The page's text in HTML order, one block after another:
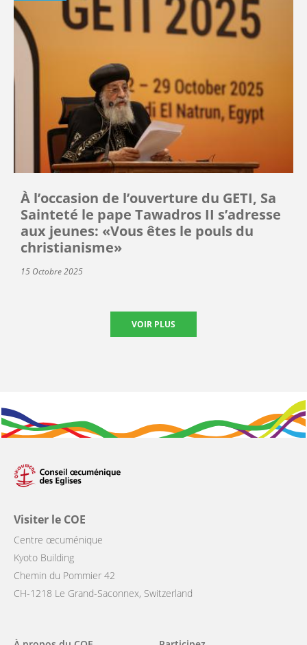
À l’occasion de l’ouverture du GETI, Sa
Sainteté le pape Tawadros II s’adresse
aux jeunes: «Vous êtes le pouls du
christianisme»
15 Octobre 2025
VOIR PLUS
Visiter le COE
Centre œcuménique
Kyoto Building
Chemin du Pommier 42
CH-1218 Le Grand-Saconnex, Switzerland